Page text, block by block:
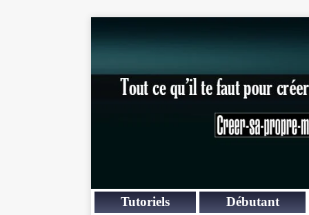
Tutoriels Débutant